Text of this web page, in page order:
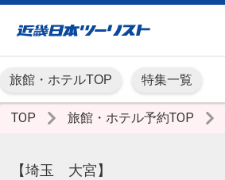
旅館・ホテルTOP 特集一覧
TOP 旅館・ホテル予約TOP
【埼玉 大宮】